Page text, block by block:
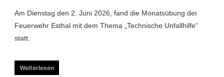
Am Dienstag den 2. Juni 2026, fand die Monatsübung der
Feuerwehr Esthal mit dem Thema „Technische Unfallhilfe“
statt.
Weiterlesen